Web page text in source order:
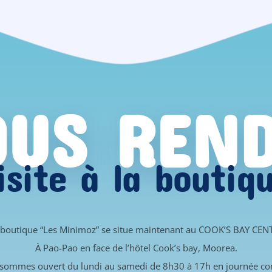
à la
“Les Minimoz” se situe maintenant au COOK’S BAY
À Pao-Pao en face de l’hôtel Cook’s bay, Moorea.
ouvert du lundi au samedi de 8h30 à 17h en journée